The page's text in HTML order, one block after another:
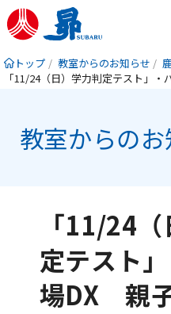
トップ 教室からのお知らせ
教室からの
「11/24
定テスト
場DX 親